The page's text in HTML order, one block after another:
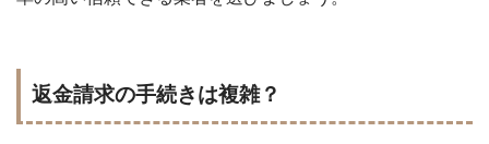
返金請求の手続きは複雑？